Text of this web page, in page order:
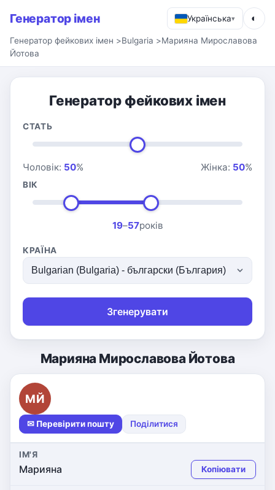
Генератор імен Українська▾ ◐
Генератор фейкових імен >Bulgaria >Марияна Мирославова
Йотова
Генератор фейкових імен
СТАТЬ
Чоловік: 50% Жінка: 50%
ВІК
19–57років
КРАЇНА
Згенерувати
Марияна Мирославова Йотова
МЙ
✉ Перевірити пошту Поділитися
ІМ'Я
Марияна Копіювати